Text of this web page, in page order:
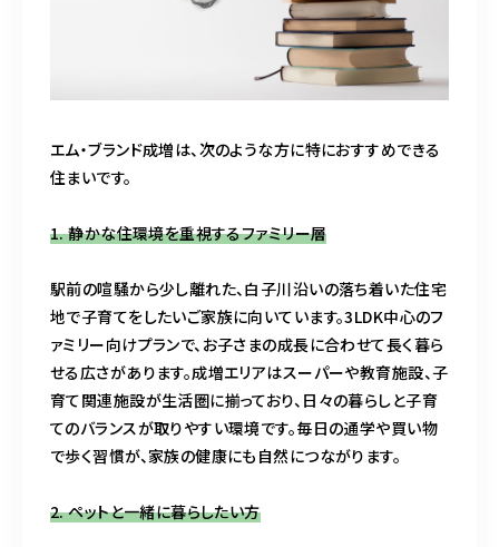
エム・ブランド成増は、次のような方に特におすすめできる
住まいです。
1. 静かな住環境を重視するファミリー層
駅前の喧騒から少し離れた、白子川沿いの落ち着いた住宅
地で子育てをしたいご家族に向いています。3LDK中心のフ
ァミリー向けプランで、お子さまの成長に合わせて長く暮ら
せる広さがあります。成増エリアはスーパーや教育施設、子
育て関連施設が生活圏に揃っており、日々の暮らしと子育
てのバランスが取りやすい環境です。毎日の通学や買い物
で歩く習慣が、家族の健康にも自然につながります。
2. ペットと一緒に暮らしたい方